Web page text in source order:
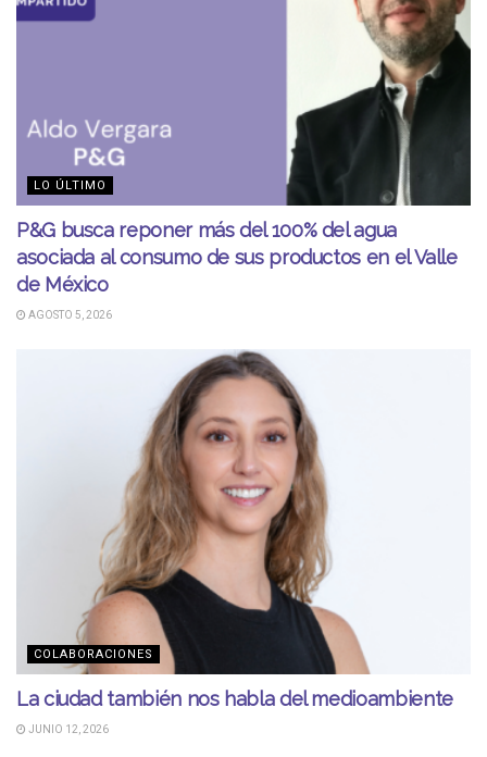
LO ÚLTIMO
P&G busca reponer más del 100% del agua
asociada al consumo de sus productos en el Valle
de México
AGOSTO 5, 2026
COLABORACIONES
La ciudad también nos habla del medioambiente
JUNIO 12, 2026